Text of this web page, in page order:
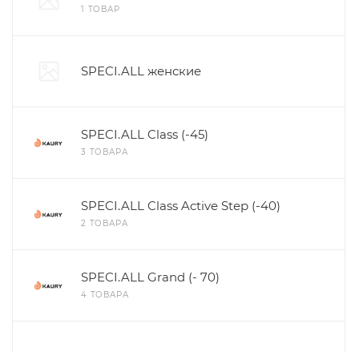
1 ТОВАР
SPECI.ALL женские
SPECI.ALL Class (-45)
3 ТОВАРА
SPECI.ALL Class Active Step (-40)
2 ТОВАРА
SPECI.ALL Grand (- 70)
4 ТОВАРА